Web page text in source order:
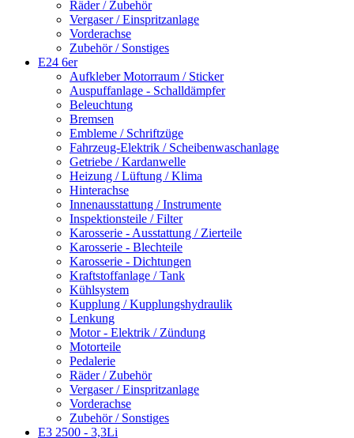
Räder / Zubehör
Vergaser / Einspritzanlage
Vorderachse
Zubehör / Sonstiges
E24 6er
Aufkleber Motorraum / Sticker
Auspuffanlage - Schalldämpfer
Beleuchtung
Bremsen
Embleme / Schriftzüge
Fahrzeug-Elektrik / Scheibenwaschanlage
Getriebe / Kardanwelle
Heizung / Lüftung / Klima
Hinterachse
Innenausstattung / Instrumente
Inspektionsteile / Filter
Karosserie - Ausstattung / Zierteile
Karosserie - Blechteile
Karosserie - Dichtungen
Kraftstoffanlage / Tank
Kühlsystem
Kupplung / Kupplungshydraulik
Lenkung
Motor - Elektrik / Zündung
Motorteile
Pedalerie
Räder / Zubehör
Vergaser / Einspritzanlage
Vorderachse
Zubehör / Sonstiges
E3 2500 - 3,3Li